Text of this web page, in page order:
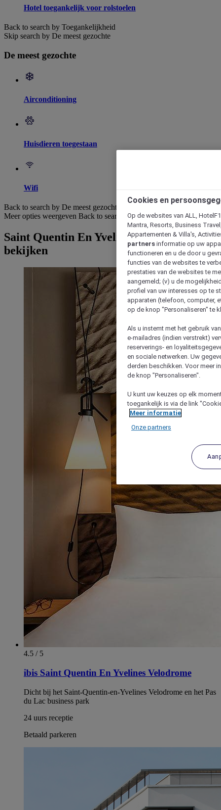
Hotel toegankelijk voor rolstoelen
Back to search by Toegankelijkheid
Skip search by De meest gezochte
De meest gezochte
Airconditioning
Huisdieren toegestaan
Wifi
Back to search by De meest gezochte
Meer opties weergeven Back to search by categories
Saint Quentin En Yvelines: Hotels
bekijken
4.5 / 5
ibis Saint Quentin En Yvelines Velodrome
Dicht bij het Saint-Quentin-en-Yvelines Velodrome en het Pas
du Lac business park
24 uurs receptie
Betaald parkeren
Cookies en
Op de websites van ALL,
Mantra, Resorts, Business
Appartementen & Villa's,
partners informatie op uw
functioneren en u de door u
functies van de websites te
prestaties van de websites te
aangemeld; (v) u de
profiel van uw interesses op te
apparaten (telefoon, computer,
op de knop "Personaliseren" te
Als u instemt met het gebruik
e-mailadres (indien verstrekt)
reserverings- en
en sociale netwerken. Uw
derden beschikken. Voor meer
de knop "Personaliseren".
U kunt uw keuzes op elk
toegankelijk is via de link
Meer informatie
Onze partners